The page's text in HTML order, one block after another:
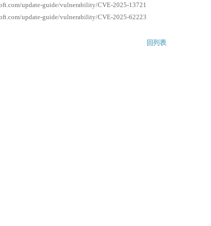
update-guide/vulnerability/CVE-2025-13721
update-guide/vulnerability/CVE-2025-62223
回列表